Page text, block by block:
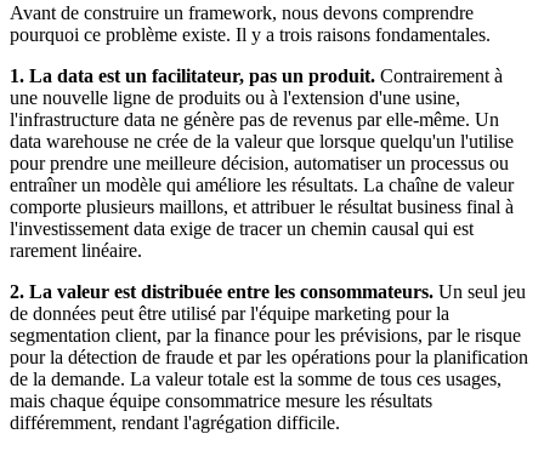
Avant de construire un framework, nous devons comprendre
pourquoi ce problème existe. Il y a trois raisons fondamentales.
1. La data est un facilitateur, pas un produit. Contrairement à
une nouvelle ligne de produits ou à l'extension d'une usine,
l'infrastructure data ne génère pas de revenus par elle-même. Un
data warehouse ne crée de la valeur que lorsque quelqu'un l'utilise
pour prendre une meilleure décision, automatiser un processus ou
entraîner un modèle qui améliore les résultats. La chaîne de valeur
comporte plusieurs maillons, et attribuer le résultat business final à
l'investissement data exige de tracer un chemin causal qui est
rarement linéaire.
2. La valeur est distribuée entre les consommateurs. Un seul jeu
de données peut être utilisé par l'équipe marketing pour la
segmentation client, par la finance pour les prévisions, par le risque
pour la détection de fraude et par les opérations pour la planification
de la demande. La valeur totale est la somme de tous ces usages,
mais chaque équipe consommatrice mesure les résultats
différemment, rendant l'agrégation difficile.